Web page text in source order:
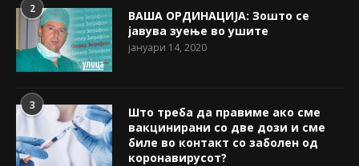
2
ВАША ОРДИНАЦИЈА: Зошто се
јавува зуење во ушите
јануари 14, 2020
3
Што треба да правиме ако сме
вакцинирани со две дози и сме
биле во контакт со заболен од
коронавирусот?